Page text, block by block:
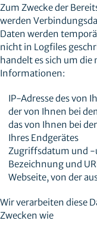
Zum Zwecke der
werden
Daten werden
nicht in Logfiles
handelt es sich um
Informationen:
IP-Adresse des von
der von Ihnen bei
das von Ihnen bei
Ihres Endgerätes
Zugriffsdatum und
Bezeichnung und
Webseite, von der
Wir verarbeiten diese
Zwecken wie